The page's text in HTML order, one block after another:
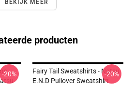
BEKIJK MEER
producten
-20%
Fairy Tail Sweatshirts - Natsu
E.N.D Pullover Sweatshirt
-20%